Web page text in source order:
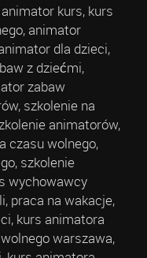
kurs, kurs
animator
dla dzieci,
z dziećmi,
zabaw
szkolenie na
animatorów,
czasu wolnego,
szkolenie
wychowawcy
praca na wakacje,
kurs animatora
warszawa,